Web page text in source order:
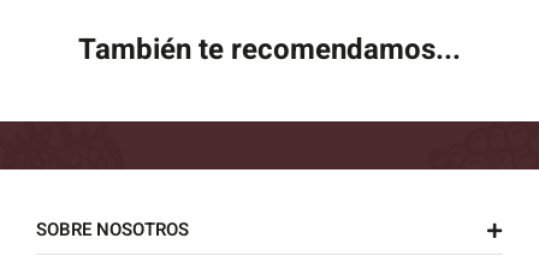
También te recomendamos...
SOBRE NOSOTROS